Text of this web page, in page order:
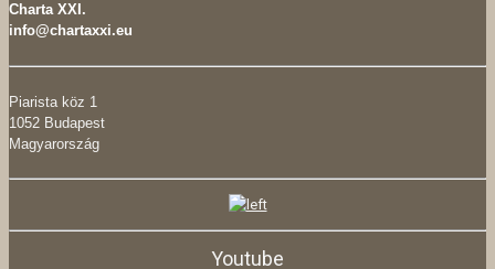
Charta XXI.
info@chartaxxi.eu
Piarista köz 1
1052 Budapest
Magyarország
Youtube